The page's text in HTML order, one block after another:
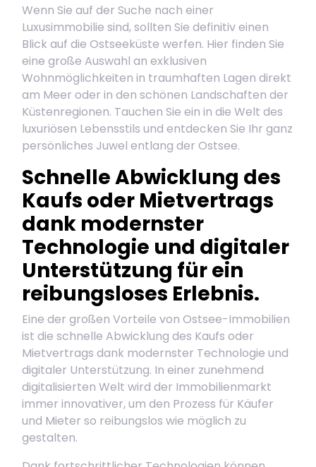
Wenn Sie auf der Suche nach einer
Luxusimmobilie sind, sollten Sie definitiv einen
Blick auf die Ostseeküste werfen. Hier finden Sie
eine große Auswahl an exklusiven
Wohnmöglichkeiten in traumhaften Lagen direkt
am Meer oder in den schönen Landschaften der
Küstenregionen. Tauchen Sie ein in die Welt des
luxuriösen Lebensstils und entdecken Sie Ihr ganz
persönliches Juwel entlang der Ostsee.
Schnelle Abwicklung des
Kaufs oder Mietvertrags
dank modernster
Technologie und digitaler
Unterstützung für ein
reibungsloses Erlebnis.
Eine der großen Vorteile von Ostsee-Immobilien
ist die schnelle Abwicklung des Kaufs oder
Mietvertrags dank modernster Technologie und
digitaler Unterstützung. In einer zunehmend
digitalisierten Welt wird der Immobilienmarkt
immer innovativer, um den Prozess für Käufer
und Mieter so reibungslos wie möglich zu
gestalten.